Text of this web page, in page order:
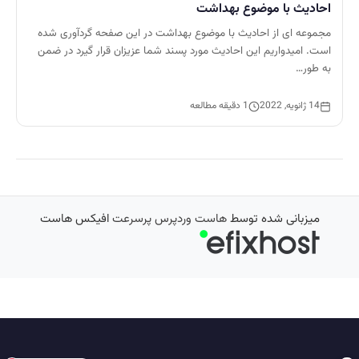
احادیث با موضوع بهداشت
مجموعه ای از احادیث با موضوع بهداشت در این صفحه گردآوری شده
است. امیدواریم این احادیث مورد پسند شما عزیزان قرار گیرد در ضمن
به طور…
14 ژانویه, 2022 1 دقیقه مطالعه
میزبانی شده توسطهاست وردپرس پرسرعتافیکس هاست